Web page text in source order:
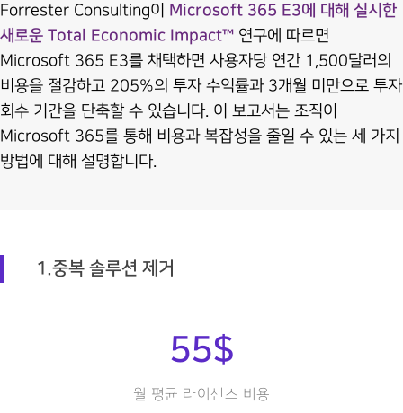
Forrester Consulting이 Microsoft 365 E3에 대해 실시한
새로운 Total Economic Impact™ 연구에 따르면
Microsoft 365 E3를 채택하면 사용자당 연간 1,500달러의
비용을 절감하고 205%의 투자 수익률과 3개월 미만으로 투자
회수 기간을 단축할 수 있습니다. 이 보고서는 조직이
Microsoft 365를 통해 비용과 복잡성을 줄일 수 있는 세 가지
방법에 대해 설명합니다.
1.중복 솔루션 제거
55$
월 평균 라이센스 비용